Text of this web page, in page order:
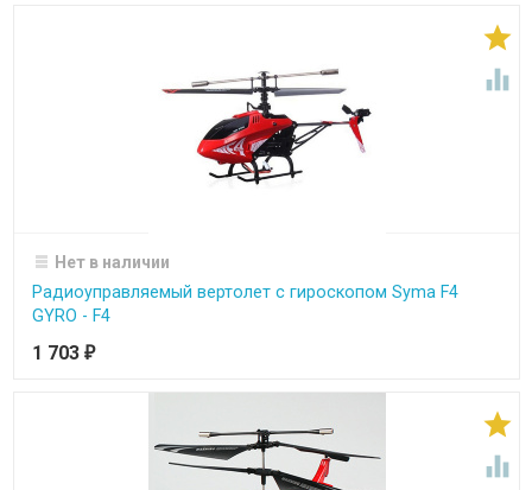


Нет в наличии
Радиоуправляемый вертолет с гироскопом Syma F4
GYRO - F4
1 703 ₽

